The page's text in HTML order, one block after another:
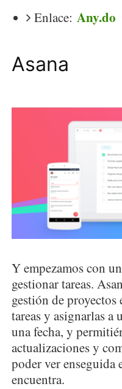
Enlace: Any.do
Asana
Y empezamos con
gestionar tareas.
gestión de
tareas y asignarlas a
una fecha, y
actualizaciones y
poder ver enseguida
encuentra.